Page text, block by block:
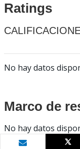
Ratings
No hay datos
Marco de
No hay datos